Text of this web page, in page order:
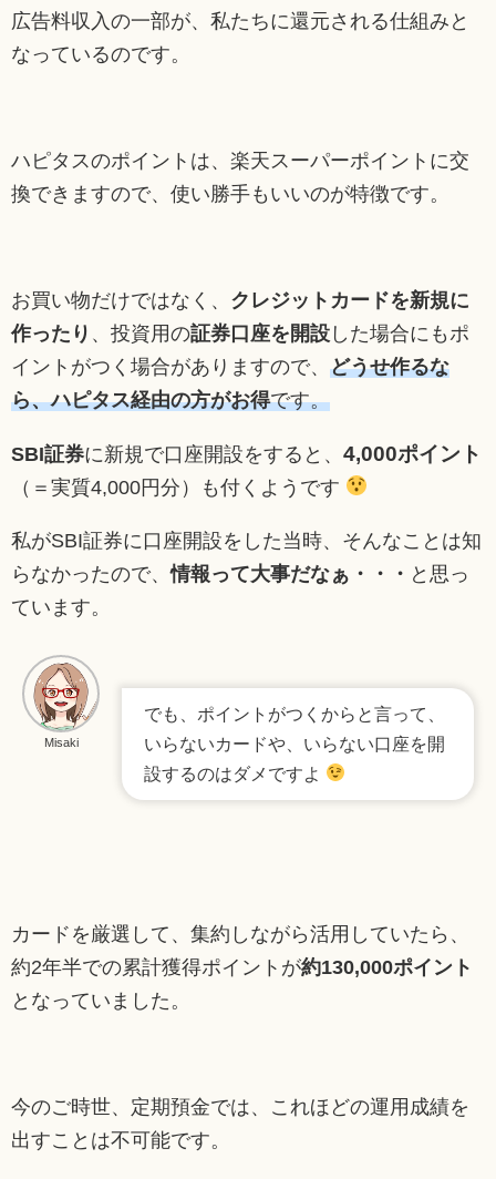
広告料収入の一部が、私たちに還元される仕組みと
なっているのです。
ハピタスのポイントは、楽天スーパーポイントに交
換できますので、使い勝手もいいのが特徴です。
お買い物だけではなく、 クレジットカードを新規に
作ったり 、投資用の証券口座を開設 した場合にもポ
イントがつく場合がありますので、 どうせ作るな
ら、ハピタス経由の方がお得です。
SBI証券に新規で口座開設をすると、 4,000ポイント
（＝実質4,000円分）も付くようです
私がSBI証券に口座開設をした当時、そんなことは知
らなかったので、情報って大事だなぁ・・・ と思っ
ています。
Misaki
でも、ポイントがつくからと言って、
いらないカードや、いらない口座を開
設するのはダメですよ
カードを厳選して、集約しながら活用していたら、
約2年半での累計獲得ポイントが約130,000ポイント
となっていました。
今のご時世、定期預金では、これほどの運用成績を
出すことは不可能です。